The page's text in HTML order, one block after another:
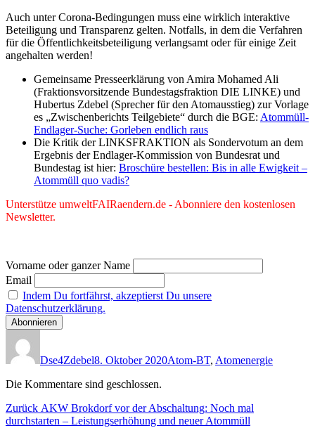
Auch unter Corona-Bedingungen muss eine wirklich interaktive
Beteiligung und Transparenz gelten. Notfalls, in dem die Verfahren
für die Öffentlichkeitsbeteiligung verlangsamt oder für einige Zeit
angehalten werden!
Gemeinsame Presseerklärung von Amira Mohamed Ali
(Fraktionsvorsitzende Bundestagsfraktion DIE LINKE) und
Hubertus Zdebel (Sprecher für den Atomausstieg) zur Vorlage
es „Zwischenberichts Teilgebiete“ durch die BGE: Atommüll-
Endlager-Suche: Gorleben endlich raus
Die Kritik der LINKSFRAKTION als Sondervotum an dem
Ergebnis der Endlager-Kommission von Bundesrat und
Bundestag ist hier: Broschüre bestellen: Bis in alle Ewigkeit –
Atommüll quo vadis?
Unterstütze umweltFAIRaendern.de - Abonniere den kostenlosen
Newsletter.
Vorname oder ganzer Name
Email
Indem Du fortfährst, akzeptierst Du unsere
Datenschutzerklärung.
Dse4Zdebel8. Oktober 2020Atom-BT, Atomenergie
Die Kommentare sind geschlossen.
Beitragsnavigation
Zurück Vorheriger
Beitrag:
AKW Brokdorf vor der Abschaltung: Noch mal
durchstarten – Leistungserhöhung und neuer Atommüll